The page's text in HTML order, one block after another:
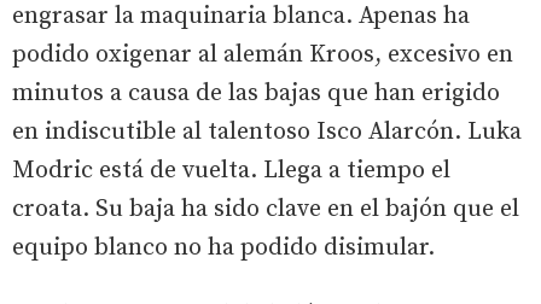
engrasar la maquinaria blanca. Apenas ha
podido oxigenar al alemán Kroos, excesivo en
minutos a causa de las bajas que han erigido
en indiscutible al talentoso Isco Alarcón. Luka
Modric está de vuelta. Llega a tiempo el
croata. Su baja ha sido clave en el bajón que el
equipo blanco no ha podido disimular.